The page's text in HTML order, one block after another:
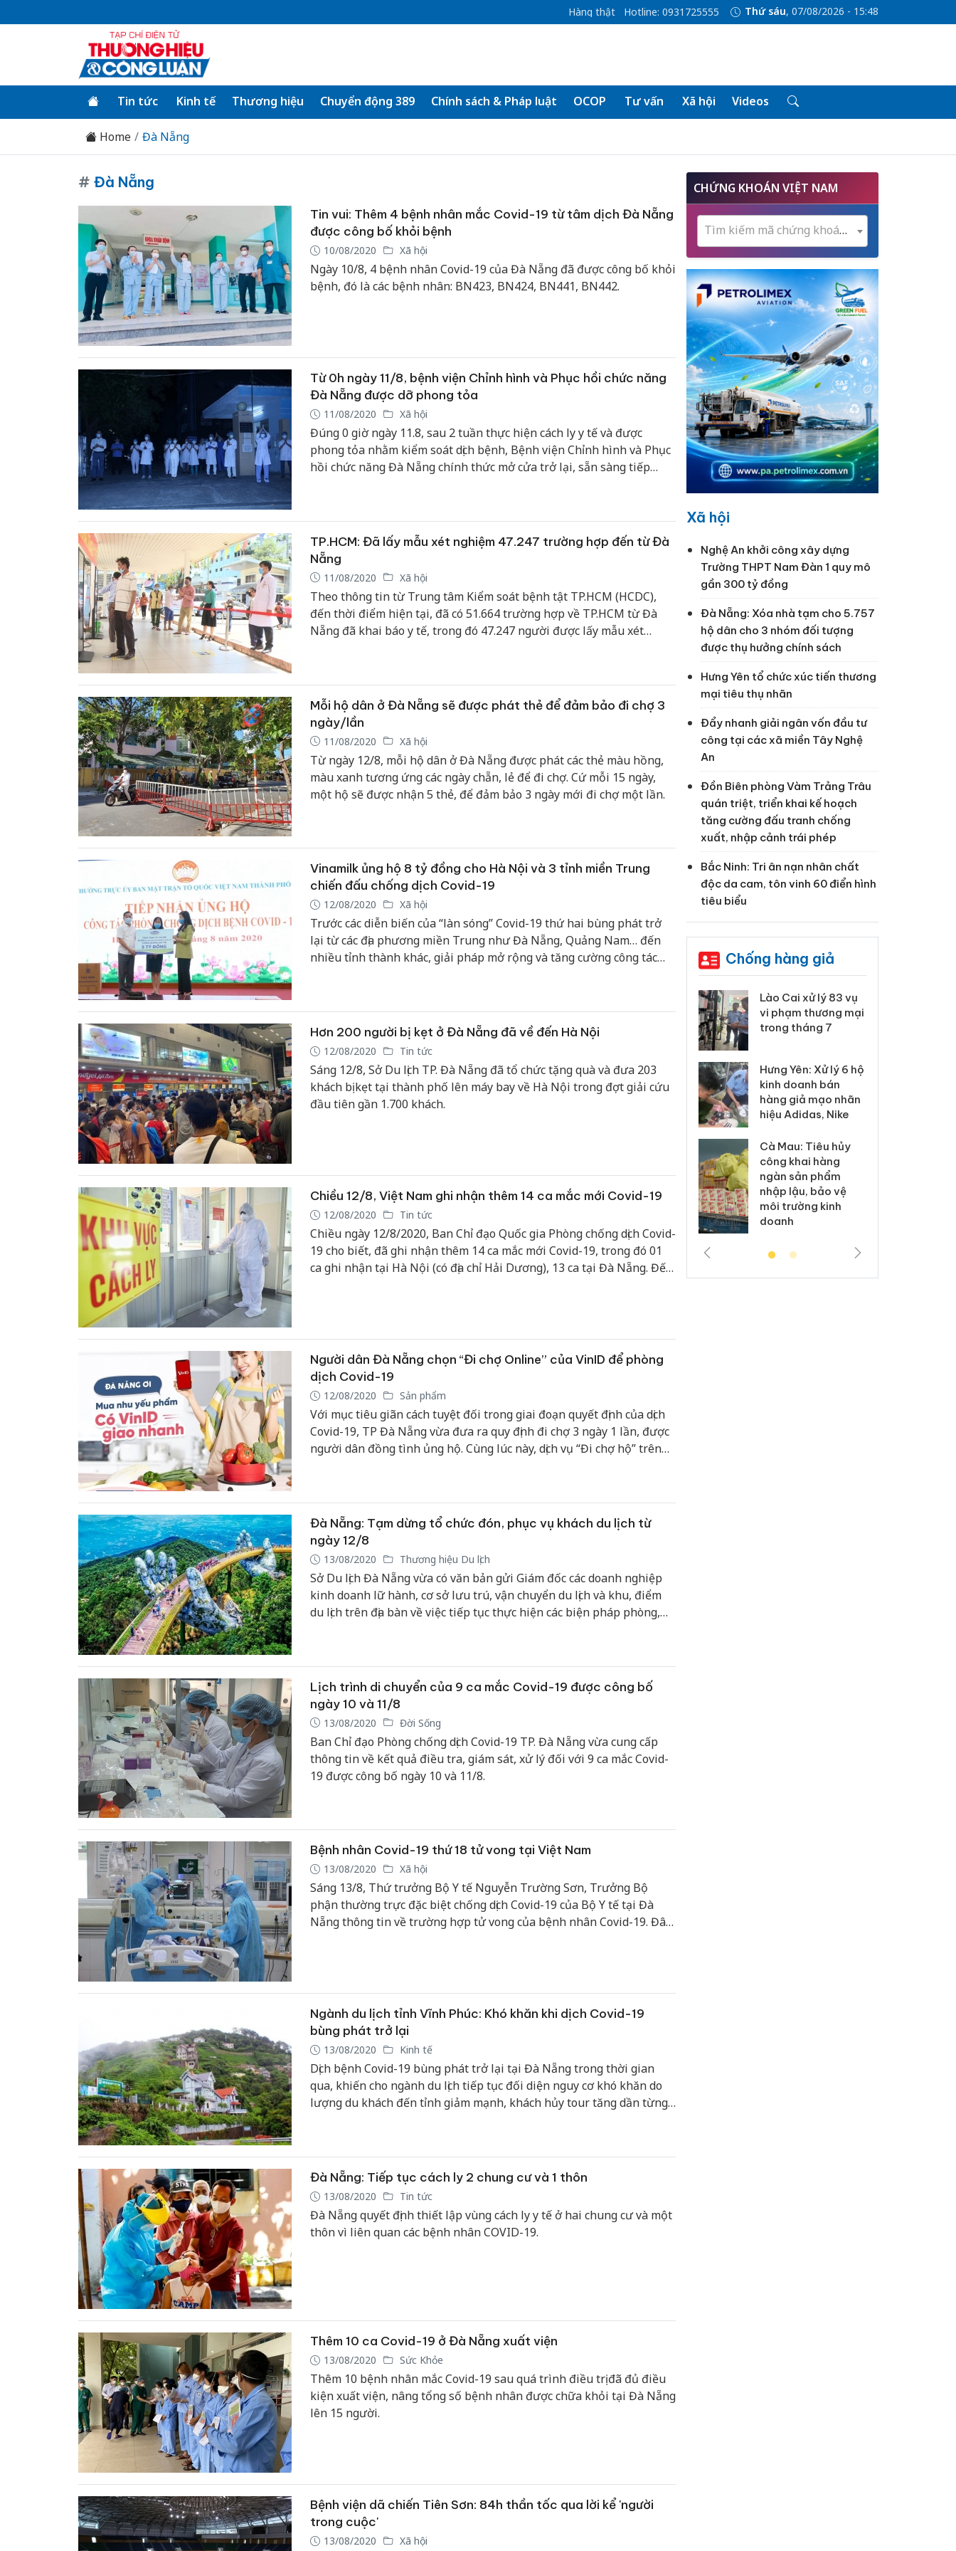
Hàng thật Hotline: 0931725555 Thứ sáu, 07/08/2026 - 15:48
Tin tức Kinh tế Thương hiệu Chuyển động 389 Chính sách & Pháp luật OCOP Tư vấn Xã hội Videos
Home Đà Nẵng
# Đà Nẵng
Tin vui: Thêm 4 bệnh nhân mắc Covid-19 từ tâm dịch Đà Nẵng
được công bố khỏi bệnh
10/08/2020 Xã hội
Ngày 10/8, 4 bệnh nhân Covid-19 của Đà Nẵng đã được công bố khỏi
bệnh, đó là các bệnh nhân: BN423, BN424, BN441, BN442.
Từ 0h ngày 11/8, bệnh viện Chỉnh hình và Phục hồi chức năng
Đà Nẵng được dỡ phong tỏa
11/08/2020 Xã hội
Đúng 0 giờ ngày 11.8, sau 2 tuần thực hiện cách ly y tế và được
phong tỏa nhằm kiểm soát dịch bệnh, Bệnh viện Chỉnh hình và Phục
hồi chức năng Đà Nẵng chính thức mở cửa trở lại, sẵn sàng tiếp
TP.HCM: Đã lấy mẫu xét nghiệm 47.247 trường hợp đến từ Đà
Nẵng
11/08/2020 Xã hội
Theo thông tin từ Trung tâm Kiểm soát bệnh tật TP.HCM (HCDC),
đến thời điểm hiện tại, đã có 51.664 trường hợp về TP.HCM từ Đà
Nẵng đã khai báo y tế, trong đó 47.247 người được lấy mẫu xét
Mỗi hộ dân ở Đà Nẵng sẽ được phát thẻ để đảm bảo đi chợ 3
ngày/lần
11/08/2020 Xã hội
Từ ngày 12/8, mỗi hộ dân ở Đà Nẵng được phát các thẻ màu hồng,
màu xanh tương ứng các ngày chẵn, lẻ để đi chợ. Cứ mỗi 15 ngày,
một hộ sẽ được nhận 5 thẻ, để đảm bảo 3 ngày mới đi chợ một lần.
Vinamilk ủng hộ 8 tỷ đồng cho Hà Nội và 3 tỉnh miền Trung
chiến đấu chống dịch Covid-19
12/08/2020 Xã hội
Trước các diễn biến của “làn sóng” Covid-19 thứ hai bùng phát trở
lại từ các địa phương miền Trung như Đà Nẵng, Quảng Nam… đến
nhiều tỉnh thành khác, giải pháp mở rộng và tăng cường công tác
ngoài cộng đồng.
Hơn 200 người bị kẹt ở Đà Nẵng đã về đến Hà Nội
12/08/2020 Tin tức
Sáng 12/8, Sở Du lịch TP. Đà Nẵng đã tổ chức tặng quà và đưa 203
khách bị kẹt tại thành phố lên máy bay về Hà Nội trong đợt giải cứu
đầu tiên gần 1.700 khách.
Chiều 12/8, Việt Nam ghi nhận thêm 14 ca mắc mới Covid-19
12/08/2020 Tin tức
Chiều ngày 12/8/2020, Ban Chỉ đạo Quốc gia Phòng chống dịch Covid-
19 cho biết, đã ghi nhận thêm 14 ca mắc mới Covid-19, trong đó 01
ca ghi nhận tại Hà Nội (có địa chỉ Hải Dương), 13 ca tại Đà Nẵng. Đến
Người dân Đà Nẵng chọn “Đi chợ Online” của VinID để phòng
dịch Covid-19
12/08/2020 Sản phẩm
Với mục tiêu giãn cách tuyệt đối trong giai đoạn quyết định của dịch
Covid-19, TP Đà Nẵng vừa đưa ra quy định đi chợ 3 ngày 1 lần, được
người dân đồng tình ủng hộ. Cùng lúc này, dịch vụ “Đi chợ hộ” trên
Đà Nẵng: Tạm dừng tổ chức đón, phục vụ khách du lịch từ
ngày 12/8
13/08/2020 Thương hiệu Du lịch
Sở Du lịch Đà Nẵng vừa có văn bản gửi Giám đốc các doanh nghiệp
kinh doanh lữ hành, cơ sở lưu trú, vận chuyển du lịch và khu, điểm
du lịch trên địa bàn về việc tiếp tục thực hiện các biện pháp phòng,
Lịch trình di chuyển của 9 ca mắc Covid-19 được công bố
ngày 10 và 11/8
13/08/2020 Đời Sống
Ban Chỉ đạo Phòng chống dịch Covid-19 TP. Đà Nẵng vừa cung cấp
thông tin về kết quả điều tra, giám sát, xử lý đối với 9 ca mắc Covid-
19 được công bố ngày 10 và 11/8.
Bệnh nhân Covid-19 thứ 18 tử vong tại Việt Nam
13/08/2020 Xã hội
Sáng 13/8, Thứ trưởng Bộ Y tế Nguyễn Trường Sơn, Trưởng Bộ
phận thường trực đặc biệt chống dịch Covid-19 của Bộ Y tế tại Đà
Nẵng thông tin về trường hợp tử vong của bệnh nhân Covid-19. Đây
Ngành du lịch tỉnh Vĩnh Phúc: Khó khăn khi dịch Covid-19
bùng phát trở lại
13/08/2020 Kinh tế
Dịch bệnh Covid-19 bùng phát trở lại tại Đà Nẵng trong thời gian
qua, khiến cho ngành du lịch tiếp tục đối diện nguy cơ khó khăn do
lượng du khách đến tỉnh giảm mạnh, khách hủy tour tăng dần từng
Đà Nẵng: Tiếp tục cách ly 2 chung cư và 1 thôn
13/08/2020 Tin tức
Đà Nẵng quyết định thiết lập vùng cách ly y tế ở hai chung cư và một
thôn vì liên quan các bệnh nhân COVID-19.
Thêm 10 ca Covid-19 ở Đà Nẵng xuất viện
13/08/2020 Sức Khỏe
Thêm 10 bệnh nhân mắc Covid-19 sau quá trình điều trị đã đủ điều
kiện xuất viện, nâng tổng số bệnh nhân được chữa khỏi tại Đà Nẵng
lên 15 người.
Bệnh viện dã chiến Tiên Sơn: 84h thần tốc qua lời kể 'người
trong cuộc'
13/08/2020 Xã hội
CHỨNG KHOÁN VIỆT NAM
Tìm kiếm mã chứng khoán...
Xã hội
Nghệ An khởi công xây dựng
Trường THPT Nam Đàn 1 quy mô
gần 300 tỷ đồng
Đà Nẵng: Xóa nhà tạm cho 5.757
hộ dân cho 3 nhóm đối tượng
được thụ hưởng chính sách
Hưng Yên tổ chức xúc tiến thương
mại tiêu thụ nhãn
Đẩy nhanh giải ngân vốn đầu tư
công tại các xã miền Tây Nghệ
An
Đồn Biên phòng Vàm Trảng Trâu
quán triệt, triển khai kế hoạch
tăng cường đấu tranh chống
xuất, nhập cảnh trái phép
Bắc Ninh: Tri ân nạn nhân chất
độc da cam, tôn vinh 60 điển hình
tiêu biểu
Chống hàng giả
tìm bị hại trong vụ
án sản xuất, buôn
bán yến sào giả
Thanh Hóa: Tìm bị
hại trong vụ án
bán hàng giả tại
Phú Quốc ra đầu
Lào Cai xử lý 83 vụ
vi phạm thương mại
trong tháng 7
Hưng Yên: Xử lý 6 hộ
kinh doanh bán
hàng giả mạo nhãn
hiệu Adidas, Nike
Cà Mau: Tiêu hủy
công khai hàng
ngàn sản phẩm
nhập lậu, bảo vệ
môi trường kinh
doanh